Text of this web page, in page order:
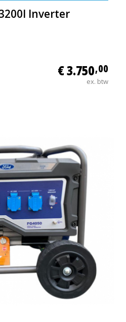
Inverter
€ 3.750,00
ex. btw